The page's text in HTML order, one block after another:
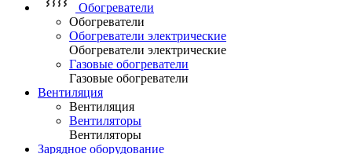
Обогреватели
Обогреватели
Обогреватели электрические
Обогреватели электрические
Газовые обогреватели
Газовые обогреватели
Вентиляция
Вентиляция
Вентиляторы
Вентиляторы
Зарядное оборудование